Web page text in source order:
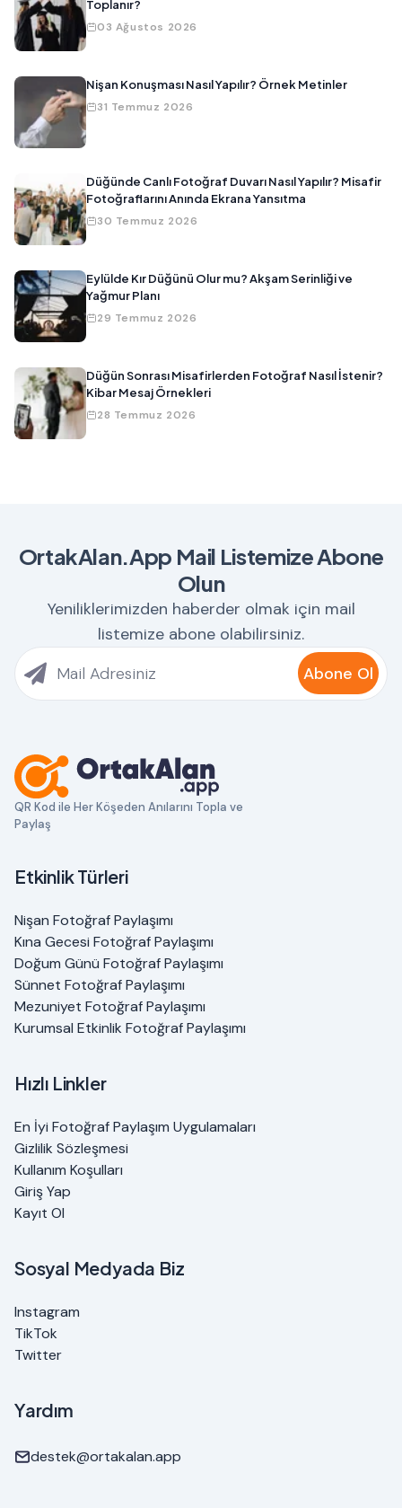
Toplanır?
03 Ağustos 2026
Nişan Konuşması Nasıl Yapılır? Örnek Metinler
31 Temmuz 2026
Düğünde Canlı Fotoğraf Duvarı Nasıl Yapılır? Misafir
Fotoğraflarını Anında Ekrana Yansıtma
30 Temmuz 2026
Eylülde Kır Düğünü Olur mu? Akşam Serinliği ve
Yağmur Planı
29 Temmuz 2026
Düğün Sonrası Misafirlerden Fotoğraf Nasıl İstenir?
Kibar Mesaj Örnekleri
28 Temmuz 2026
OrtakAlan.App Mail Listemize Abone
Olun
Yeniliklerimizden haberder olmak için mail
listemize abone olabilirsiniz.
Abone Ol
QR Kod ile Her Köşeden Anılarını Topla ve
Paylaş
Etkinlik Türleri
Nişan Fotoğraf Paylaşımı
Kına Gecesi Fotoğraf Paylaşımı
Doğum Günü Fotoğraf Paylaşımı
Sünnet Fotoğraf Paylaşımı
Mezuniyet Fotoğraf Paylaşımı
Kurumsal Etkinlik Fotoğraf Paylaşımı
Hızlı Linkler
En İyi Fotoğraf Paylaşım Uygulamaları
Gizlilik Sözleşmesi
Kullanım Koşulları
Giriş Yap
Kayıt Ol
Sosyal Medyada Biz
Instagram
TikTok
Twitter
Yardım
destek@ortakalan.app